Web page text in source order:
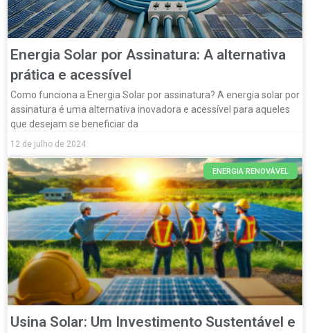
Energia Solar por Assinatura: A alternativa
prática e acessível
Como funciona a Energia Solar por assinatura? A energia solar por
assinatura é uma alternativa inovadora e acessível para aqueles
que desejam se beneficiar da
12 de julho de 2024
ENERGIA RENOVÁVEL
Usina Solar: Um Investimento Sustentável e